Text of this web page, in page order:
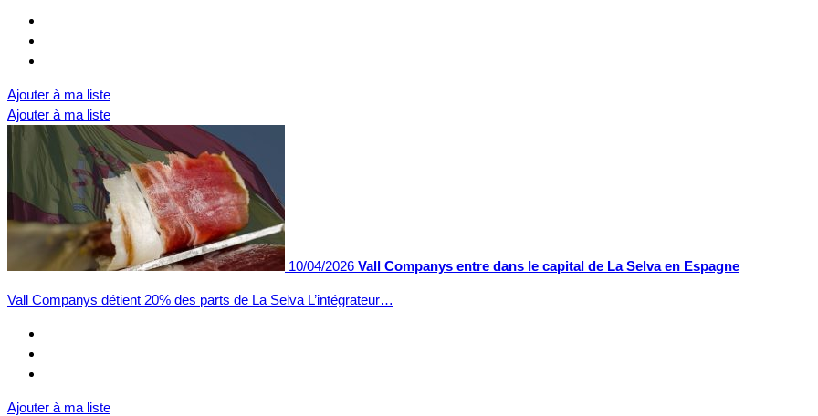
Ajouter à ma liste
Ajouter à ma liste
10/04/2026 Vall Companys entre dans le capital de La Selva en Espagne
Vall Companys détient 20% des parts de La Selva L’intégrateur…
Ajouter à ma liste